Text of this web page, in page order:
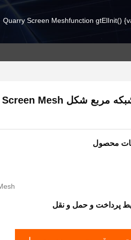
Quarry Screen Meshfunction gtElInit()
محصول
پرداخت و حمل و نقل